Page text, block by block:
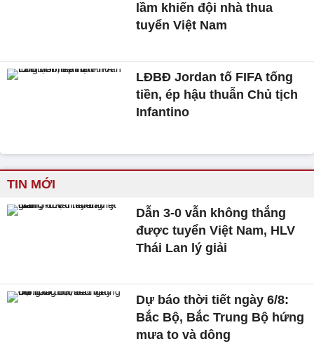
lầm khiến đội nhà thua
tuyển Việt Nam
LĐBĐ Jordan tố FIFA tống
tiền, ép hậu thuẫn Chủ tịch
Infantino
TIN MỚI
Dẫn 3-0 vẫn không thắng
được tuyển Việt Nam, HLV
Thái Lan lý giải
Dự báo thời tiết ngày 6/8:
Bắc Bộ, Bắc Trung Bộ hứng
mưa to và dông